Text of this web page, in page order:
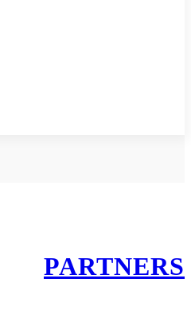
PARTNERS